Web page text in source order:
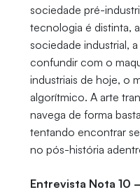
sociedade pré-
tecnologia é distinta,
sociedade industrial,
confundir com o
industriais de hoje, o
algorítmico. A arte
navega de forma
tentando encontrar
no pós-história
Entrevista Nota 10